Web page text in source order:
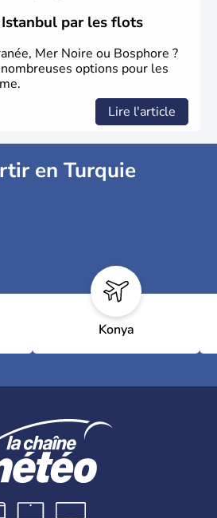
par les flots
Mer Noire ou Bosphore ?
options pour les
Lire l'article
en Turquie
Konya